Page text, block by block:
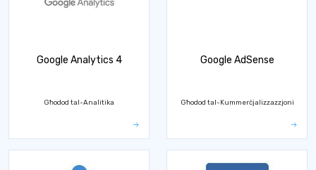
Google Analytics 4
Għodod tal-Analitika
Google AdSense
Għodod tal-Kummerċjalizzazzjoni